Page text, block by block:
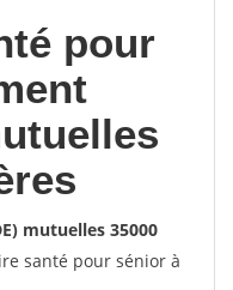
pour
mutuelles 35000
santé pour sénior à